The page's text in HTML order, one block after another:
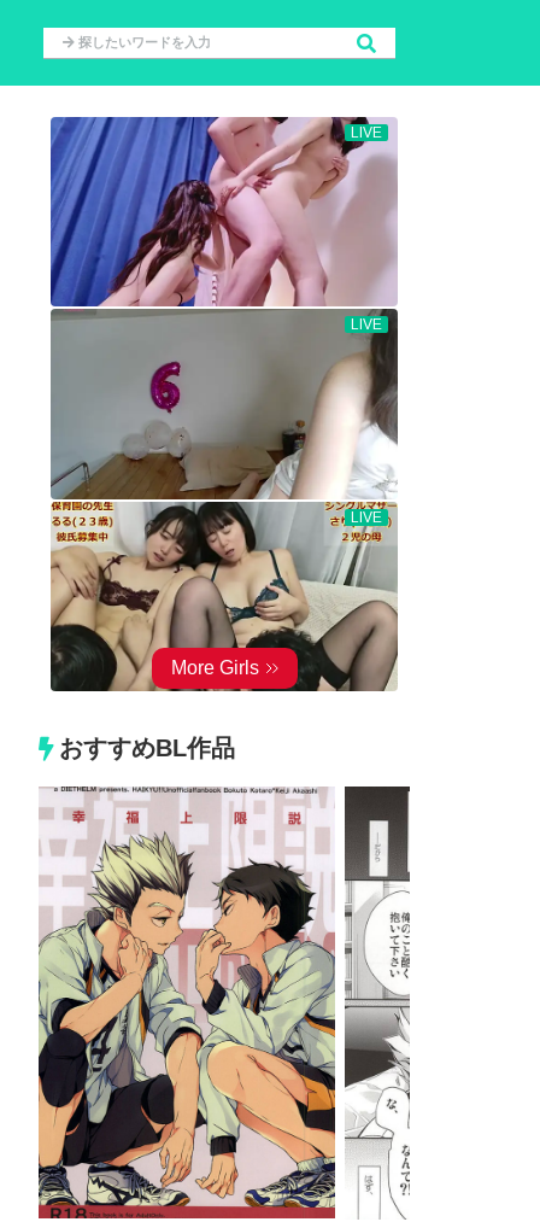
おすすめBL作品